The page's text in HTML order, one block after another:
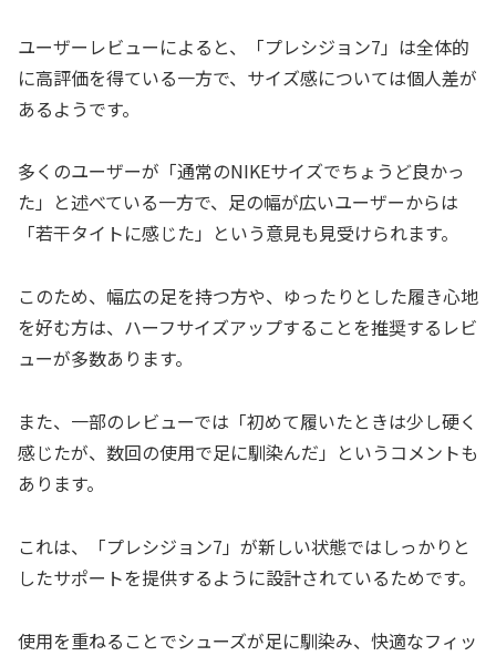
ユーザーレビューによると、「プレシジョン7」は全体的
に高評価を得ている一方で、サイズ感については個人差が
あるようです。
多くのユーザーが「通常のNIKEサイズでちょうど良かっ
た」と述べている一方で、足の幅が広いユーザーからは
「若干タイトに感じた」という意見も見受けられます。
このため、幅広の足を持つ方や、ゆったりとした履き心地
を好む方は、ハーフサイズアップすることを推奨するレビ
ューが多数あります。
また、一部のレビューでは「初めて履いたときは少し硬く
感じたが、数回の使用で足に馴染んだ」というコメントも
あります。
これは、「プレシジョン7」が新しい状態ではしっかりと
したサポートを提供するように設計されているためです。
使用を重ねることでシューズが足に馴染み、快適なフィッ